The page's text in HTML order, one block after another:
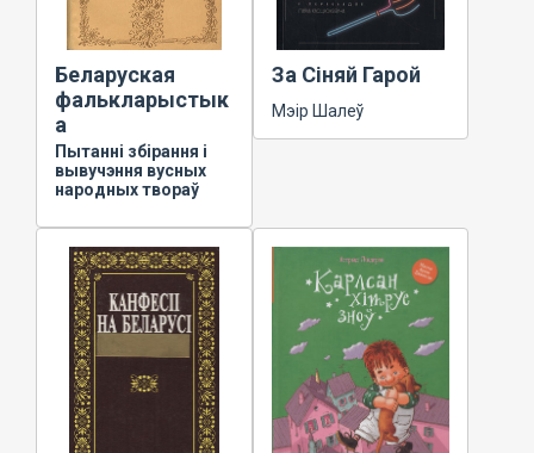
Беларуская
фалькларыстык
а
Пытанні збірання і
вывучэння вусных
народных твораў
За Сіняй Гарой
Мэір Шалеў